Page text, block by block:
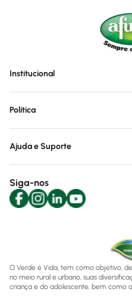
Institucional
Política
Ajuda e Suporte
Siga-nos
O Verde é Vida, tem como objetivo,
no meio rural e urbano, suas
criança e do adolescente, bem como